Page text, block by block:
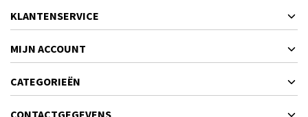
KLANTENSERVICE
MIJN ACCOUNT
CATEGORIEËN
CONTACTGEGEVENS